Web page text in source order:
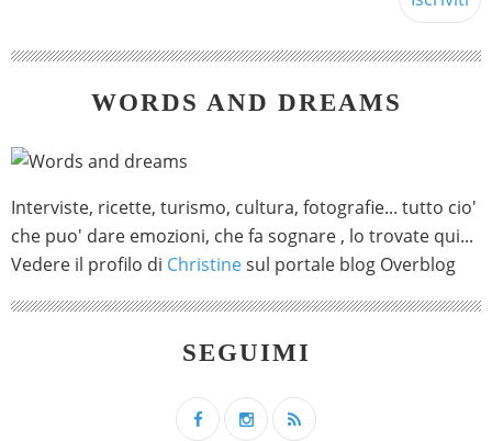
WORDS AND DREAMS
Interviste, ricette, turismo, cultura, fotografie... tutto cio'
che puo' dare emozioni, che fa sognare , lo trovate qui...
Vedere il profilo di Christinesul portale blog Overblog
SEGUIMI